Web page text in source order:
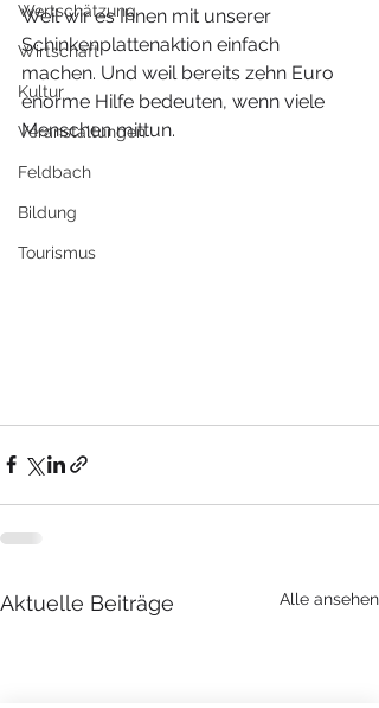
Wertschätzung
Wirtschaft
Kultur
Veranstaltungen
Feldbach
Bildung
Tourismus
Weil wir es Ihnen mit unserer
Schinkenplattenaktion einfach
machen. Und weil bereits zehn Euro
enorme Hilfe bedeuten, wenn viele
Menschen mittun.
Aktuelle Beiträge Alle ansehen